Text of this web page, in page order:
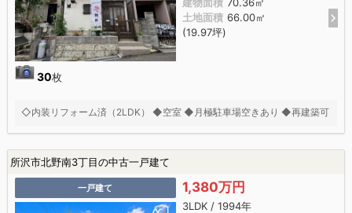
30枚
建物面積 70.36㎡
土地面積 66.00㎡
(19.97坪)
◇内装リフォーム済（2LDK） ◆空室 ◆月極駐車場空きあり ◆再建築可
所沢市北野南3丁目の中古一戸建て
一戸建て 1,380万円
3LDK / 1994年